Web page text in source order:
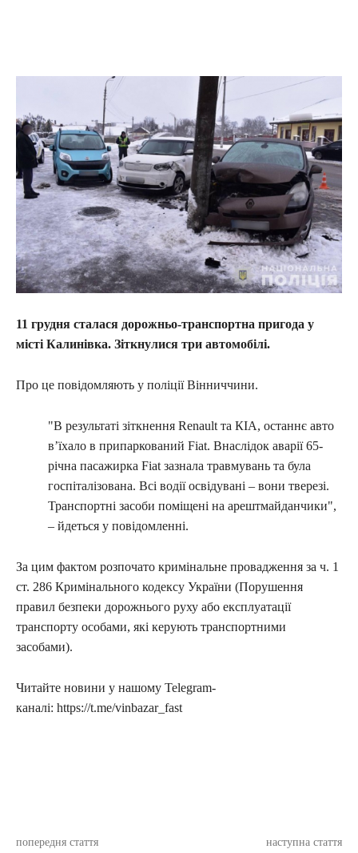
11 грудня сталася дорожньо-транспортна пригода у
місті Калинівка. Зіткнулися три автомобілі.
Про це повідомляють у поліції Вінниччини.
"В результаті зіткнення Renault та КІА, останнє авто
в’їхало в припаркований Fiat. Внаслідок аварії 65-
річна пасажирка Fiat зазнала травмувань та була
госпіталізована. Всі водії освідувані – вони тверезі.
Транспортні засоби поміщені на арештмайданчики",
– йдеться у повідомленні.
За цим фактом розпочато кримінальне провадження за ч. 1
ст. 286 Кримінального кодексу України (Порушення
правил безпеки дорожнього руху або експлуатації
транспорту особами, які керують транспортними
засобами).
Читайте новини у нашому Telegram-
каналі: https://t.me/vinbazar_fast
попередня стаття наступна стаття